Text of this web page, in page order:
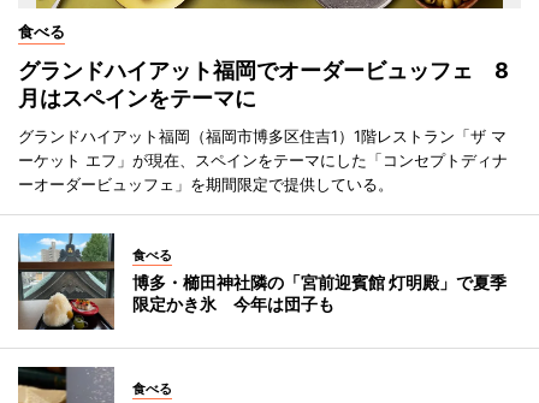
食べる
グランドハイアット福岡でオーダービュッフェ 8
月はスペインをテーマに
グランドハイアット福岡（福岡市博多区住吉1）1階レストラン「ザ マ
ーケット エフ」が現在、スペインをテーマにした「コンセプトディナ
ーオーダービュッフェ」を期間限定で提供している。
食べる
博多・櫛田神社隣の「宮前迎賓館 灯明殿」で夏季
限定かき氷 今年は団子も
食べる